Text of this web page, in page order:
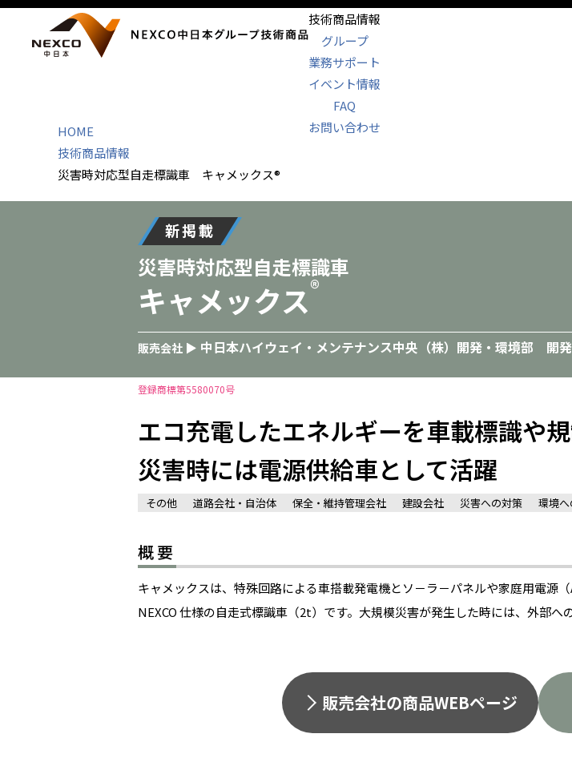
技術商品情報
グループ
業務サポート
イベント情報
FAQ
お問い合わせ
HOME
技術商品情報
災害時対応型自走標識車 キャメックス®
新掲載
災害時対応型自走標識車
キャメックス®
販売会社 中日本ハイウェイ・メンテナンス中央（株）開発・環境部 開
登録商標第5580070号
エコ充電したエネルギーを車載標識や規
災害時には電源供給車として活躍
その他 道路会社・自治体 保全・維持管理会社 建設会社 災害への対策 環境
概要
キャメックスは、特殊回路による車搭載発電機とソ－ラ－パネルや家庭用電源
NEXCO 仕様の自走式標識車（2t）です。大規模災害が発生した時には、外部へ
販売会社の商品WEBページ